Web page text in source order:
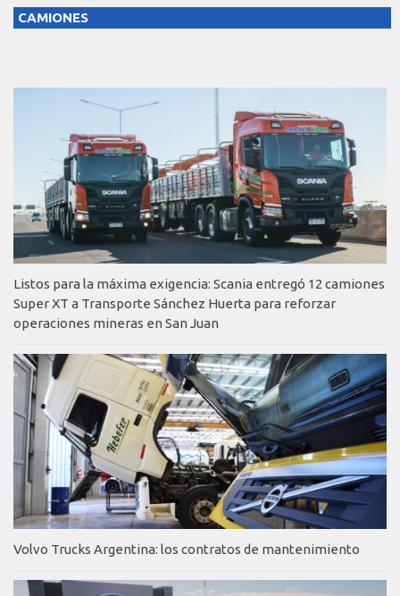
CAMIONES
Listos para la máxima exigencia: Scania entregó 12 camiones
Super XT a Transporte Sánchez Huerta para reforzar
operaciones mineras en San Juan
Volvo Trucks Argentina: los contratos de mantenimiento